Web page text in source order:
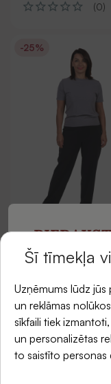
(0)
-25%
Bikses
14,95 € 19,95 €
(0)
E-pasts
Šī tīmekļa
Uzņēmums lūdz jūs
un reklāmas
sīkfaili tiek
un personalizētas
to saistīto personas